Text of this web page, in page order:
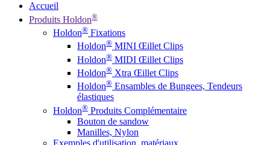
Accueil
Produits Holdon®
Holdon® Fixations
Holdon® MINI Œillet Clips
Holdon® MIDI Œillet Clips
Holdon® Xtra Œillet Clips
Holdon® Ensambles de Bungees, Tendeurs
élastiques
Holdon® Produits Complémentaire
Bouton de sandow
Manilles, Nylon
Exemples d'utilisation, matériaux